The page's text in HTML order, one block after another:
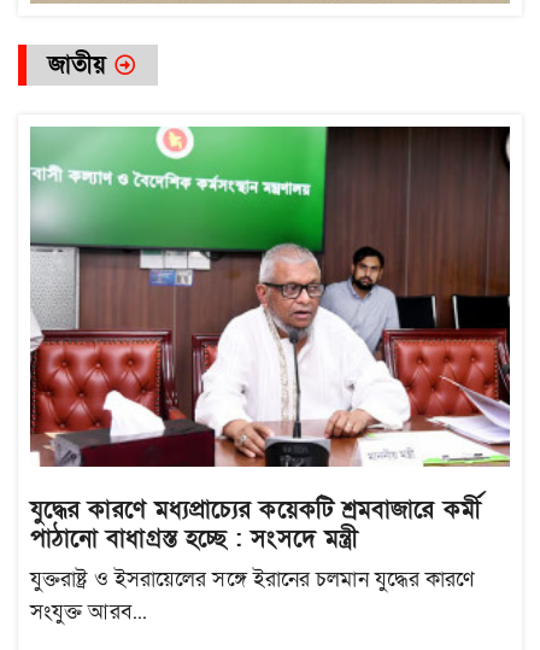
জাতীয়
যুদ্ধের কারণে মধ্যপ্রাচ্যের কয়েকটি শ্রমবাজারে কর্মী
পাঠানো বাধাগ্রস্ত হচ্ছে : সংসদে মন্ত্রী
যুক্তরাষ্ট্র ও ইসরায়েলের সঙ্গে ইরানের চলমান যুদ্ধের কারণে
সংযুক্ত আরব...